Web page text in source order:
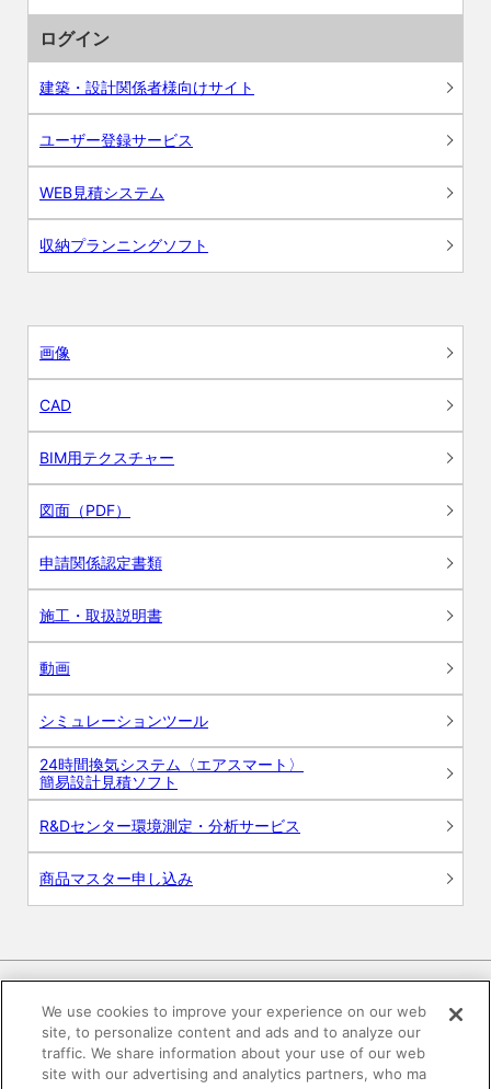
ログイン
建築・設計関係者様向けサイト
ユーザー登録サービス
WEB見積システム
収納プランニングソフト
画像
CAD
BIM用テクスチャー
図面（PDF）
申請関係認定書類
施工・取扱説明書
動画
シミュレーションツール
24時間換気システム〈エアスマート〉
簡易設計見積ソフト
R&Dセンター環境測定・分析サービス
商品マスター申し込み
電子公告 このWEBサイトについて
We use cookies to improve your experience on our web
site, to personalize content and ads and to analyze our
traffic. We share information about your use of our web
site with our advertising and analytics partners, who ma